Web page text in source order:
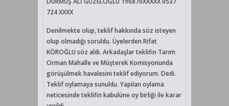
724 XXXX
Denilmekte olup, teklif hakkında söz isteyen
olup olmadığı soruldu. Üyelerden Rifat
KÖROĞLU söz aldı. Arkadaşlar teklifin Tarım
Orman Mahalle ve Müşterek Komisyonunda
görüşülmek havalesini teklif ediyorum. Dedi.
Teklif oylamaya sunuldu. Yapılan oylama
neticesinde teklifin kabulüne oy birliği ile karar